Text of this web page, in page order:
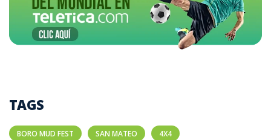
TAGS
BORO MUD FEST SAN MATEO 4X4